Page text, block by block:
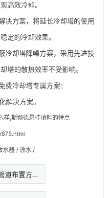
高效冷却。
决方案，将延长冷却塔的使用
定的冷却效果。
冷却塔降噪方案，采用先进技
塔的散热效率不受影响。
费冷却塔专属方案：
解决方案。
样,斯频德悬挂填料的特点
水器 / 漂水 /
冷却塔冷却水系统管道布置方法,…